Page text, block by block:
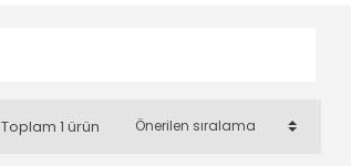
Toplam 1 ürün